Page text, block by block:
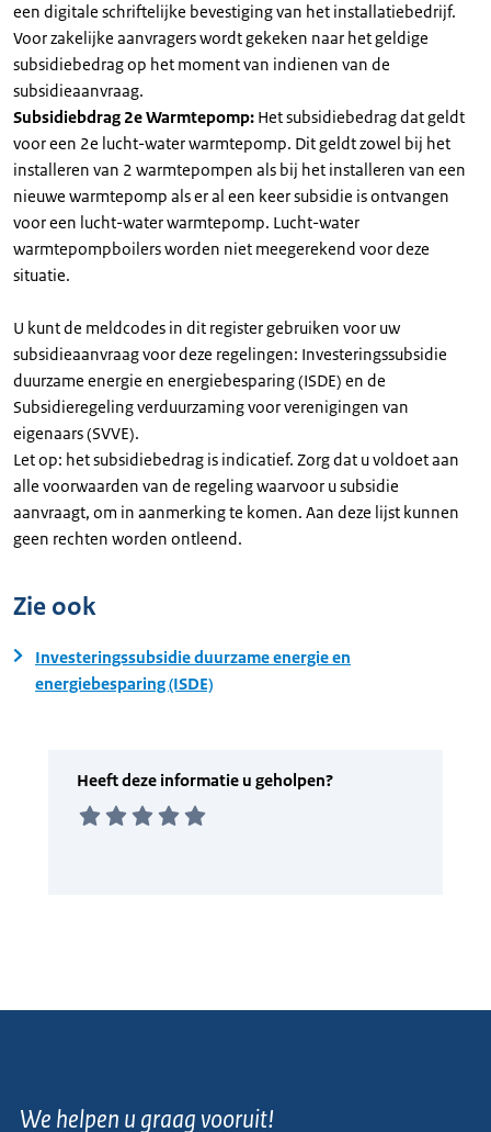
een digitale schriftelijke bevestiging van het installatiebedrijf.
Voor zakelijke aanvragers wordt gekeken naar het geldige
subsidiebedrag op het moment van indienen van de
subsidieaanvraag.
Subsidiebdrag 2e Warmtepomp: Het subsidiebedrag dat geldt
voor een 2e lucht-water warmtepomp. Dit geldt zowel bij het
installeren van 2 warmtepompen als bij het installeren van een
nieuwe warmtepomp als er al een keer subsidie is ontvangen
voor een lucht-water warmtepomp. Lucht-water
warmtepompboilers worden niet meegerekend voor deze
situatie.
U kunt de meldcodes in dit register gebruiken voor uw
subsidieaanvraag voor deze regelingen: Investeringssubsidie
duurzame energie en energiebesparing (ISDE) en de
Subsidieregeling verduurzaming voor verenigingen van
eigenaars (SVVE).
Let op: het subsidiebedrag is indicatief. Zorg dat u voldoet aan
alle voorwaarden van de regeling waarvoor u subsidie
aanvraagt, om in aanmerking te komen. Aan deze lijst kunnen
geen rechten worden ontleend.
Zie ook
Investeringssubsidie duurzame energie en
energiebesparing (ISDE)
We helpen u graag vooruit!